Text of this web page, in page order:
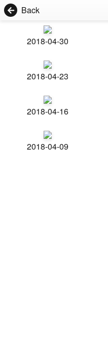
Back
2018-04-30
2018-04-23
2018-04-16
2018-04-09